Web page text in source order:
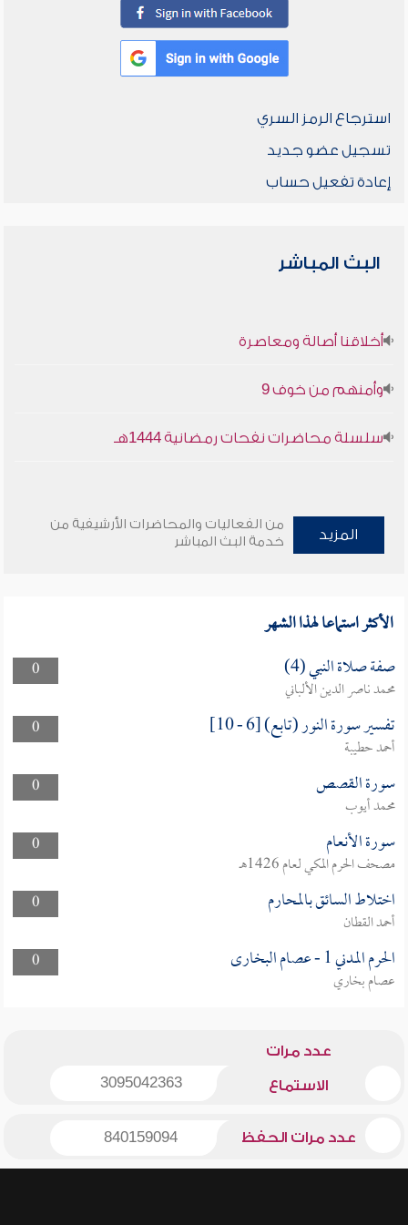
استرجاع الرمز السري
تسجيل عضو جديد
إعادة تفعيل حساب
البث المباشر
أخلاقنا أصالة ومعاصرة
وأمنهم من خوف 9
سلسلة محاضرات نفحات رمضانية 1444هـ
المزيد
من الفعاليات والمحاضرات الأرشيفية من
خدمة البث المباشر
الأكثر استماعا لهذا الشهر
0 صفة صلاة النبي (4)
محمد ناصر الدين الألباني
0
تفسير سورة النور (تابع) [6 - 10]
أحمد حطيبة
0
سورة القصص
محمد أيوب
0
سورة الأنعام
مصحف الحرم المكي لعام 1426هـ
0
اختلاط السائق بالمحارم
أحمد القطان
0
الحرم المدني 1 - عصام البخارى
عصام بخاري
عدد مرات
الاستماع 3095042363
عدد مرات الحفظ 840159094